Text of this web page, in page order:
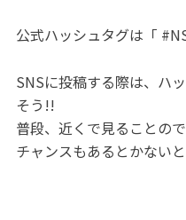
公式ハッシュタグは「
SNSに投稿する際は、ハ
そう!!
普段、近くで見ることの
チャンスもあるとかない